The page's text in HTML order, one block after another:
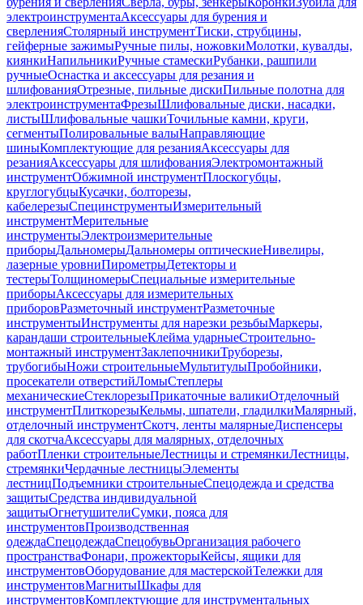
электроинструментаАксессуары для бурения и
сверленияСтолярный инструментТиски, струбцины,
гейферные зажимыРучные пилы, ножовкиМолотки, кувалды,
киянкиНапильникиРучные стамескиРубанки, рашпили
ручныеОснастка и аксессуары для резания и
шлифованияОтрезные, пильные дискиПильные полотна для
электроинструментаФрезыШлифовальные диски, насадки,
листыШлифовальные чашкиТочильные камни, круги,
сегментыПолировальные валыНаправляющие
шиныКомплектующие для резанияАксессуары для
резанияАксессуары для шлифованияЭлектромонтажный
инструментОбжимной инструментПлоскогубцы,
круглогубцыКусачки, болторезы,
кабелерезыСпецинструментыИзмерительный
инструментМерительные
инструментыЭлектроизмерительные
приборыДальномерыДальномеры оптическиеНивелиры,
лазерные уровниПирометрыДетекторы и
тестерыТолщиномерыСпециальные измерительные
приборыАксессуары для измерительных
приборовРазметочный инструментРазметочные
инструментыИнструменты для нарезки резьбыМаркеры,
карандаши строительныеКлейма ударныеСтроительно-
монтажный инструментЗаклепочникиТруборезы,
трубогибыНожи строительныеМультитулыПробойники,
просекатели отверстийЛомыСтеплеры
механическиеСтеклорезыПрикаточные валикиОтделочный
инструментПлиткорезыКельмы, шпатели, гладилкиМалярный,
отделочный инструментСкотч, ленты малярныеДиспенсеры
для скотчаАксессуары для малярных, отделочных
работПленки строительныеЛестницы и стремянкиЛестницы,
стремянкиЧердачные лестницыЭлементы
лестницПодъемники строительныеСпецодежда и средства
защитыСредства индивидуальной
защитыОгнетушителиСумки, пояса для
инструментовПроизводственная
одеждаСпецодеждаСпецобувьОрганизация рабочего
пространстваФонари, прожекторыКейсы, ящики для
инструментовОборудование для мастерскойТележки для
инструментовМагнитыШкафы для
инструментовКомплектующие для инструментальных